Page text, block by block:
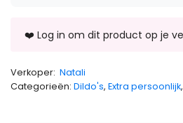
Verkoper: Natali
Categorieën: Dildo's, Extra persoonlijk,